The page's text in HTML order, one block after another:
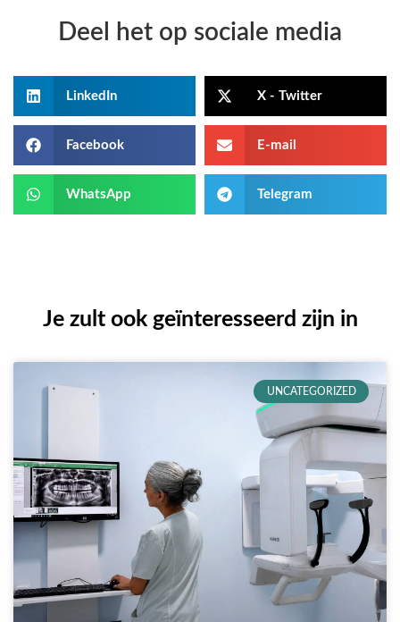
Deel het op sociale media
LinkedIn X - Twitter
Facebook E-mail
WhatsApp Telegram
Je zult ook geïnteresseerd zijn in
UNCATEGORIZED